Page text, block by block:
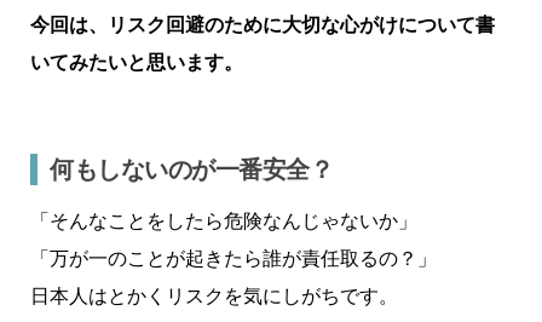
今回は、リスク回避のために大切な心がけについて書
いてみたいと思います。
何もしないのが一番安全？
「そんなことをしたら危険なんじゃないか」
「万が一のことが起きたら誰が責任取るの？」
日本人はとかくリスクを気にしがちです。